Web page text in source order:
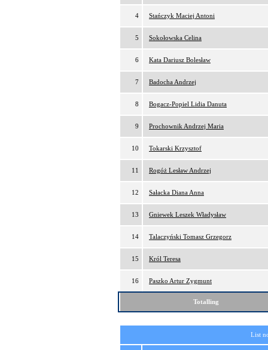
4 Stańczyk Maciej Antoni
5 Sokołowska Celina
6 Kata Dariusz Bolesław
7 Badocha Andrzej
8 Bogacz-Popiel Lidia Danuta
9 Prochownik Andrzej Maria
10 Tokarski Krzysztof
11 Rogóż Lesław Andrzej
12 Sałacka Diana Anna
13 Gniewek Leszek Władysław
14 Talaczyński Tomasz Grzegorz
15 Król Teresa
16 Paszko Artur Zygmunt
Totalling
List